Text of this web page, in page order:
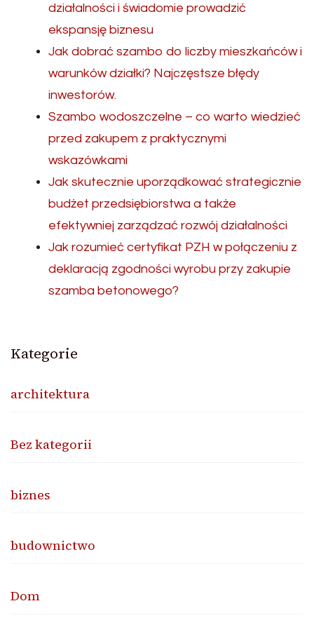
działalności i świadomie prowadzić
ekspansję biznesu
Jak dobrać szambo do liczby mieszkańców i
warunków działki? Najczęstsze błędy
inwestorów.
Szambo wodoszczelne – co warto wiedzieć
przed zakupem z praktycznymi
wskazówkami
Jak skutecznie uporządkować strategicznie
budżet przedsiębiorstwa a także
efektywniej zarządzać rozwój działalności
Jak rozumieć certyfikat PZH w połączeniu z
deklaracją zgodności wyrobu przy zakupie
szamba betonowego?
Kategorie
architektura
Bez kategorii
biznes
budownictwo
Dom